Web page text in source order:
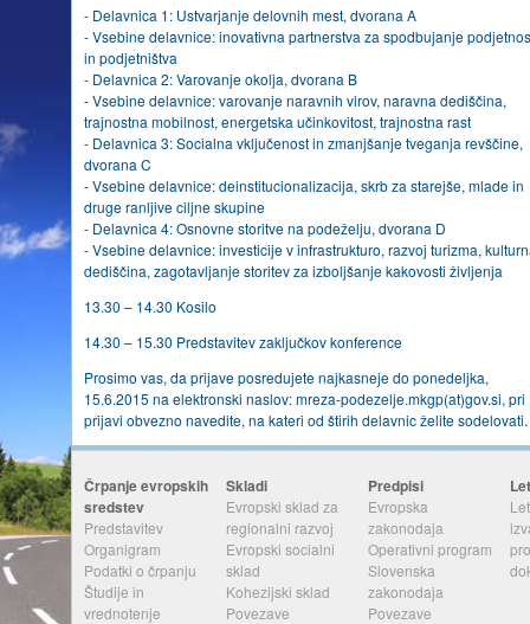
- Delavnica 1: Ustvarjanje delovnih mest, dvorana A
- Vsebine delavnice: inovativna partnerstva za spodbujanje
in podjetništva
- Delavnica 2: Varovanje okolja, dvorana B
- Vsebine delavnice: varovanje naravnih virov, naravna dediščina,
trajnostna mobilnost, energetska učinkovitost, trajnostna rast
- Delavnica 3: Socialna vključenost in zmanjšanje tveganja revščine,
dvorana C
- Vsebine delavnice: deinstitucionalizacija, skrb za starejše, mlade in
druge ranljive ciljne skupine
- Delavnica 4: Osnovne storitve na podeželju, dvorana D
- Vsebine delavnice: investicije v infrastrukturo, razvoj turizma,
dediščina, zagotavljanje storitev za izboljšanje kakovosti življenja
13.30 – 14.30 Kosilo
14.30 – 15.30 Predstavitev zaključkov konference
Prosimo vas, da prijave posredujete najkasneje do ponedeljka,
15.6.2015 na elektronski naslov: mreza-podezelje.mkgp(at)gov.si, pri
prijavi obvezno navedite, na kateri od štirih delavnic želite sodelovati.
Črpanje evropskih
sredstev
Predstavitev
Organigram
Podatki o črpanju
Študije in
vrednotenje
Skladi
Evropski sklad za
regionalni razvoj
Evropski socialni
sklad
Kohezijski sklad
Povezave
Predpisi
Evropska
zakonodaja
Operativni program
Slovenska
zakonodaja
Povezave